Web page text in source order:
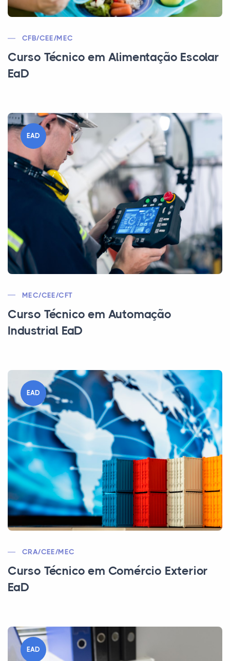
CFB/CEE/MEC
Curso Técnico em Alimentação Escolar
EaD
EAD
MEC/CEE/CFT
Curso Técnico em Automação
Industrial EaD
EAD
CRA/CEE/MEC
Curso Técnico em Comércio Exterior
EaD
EAD